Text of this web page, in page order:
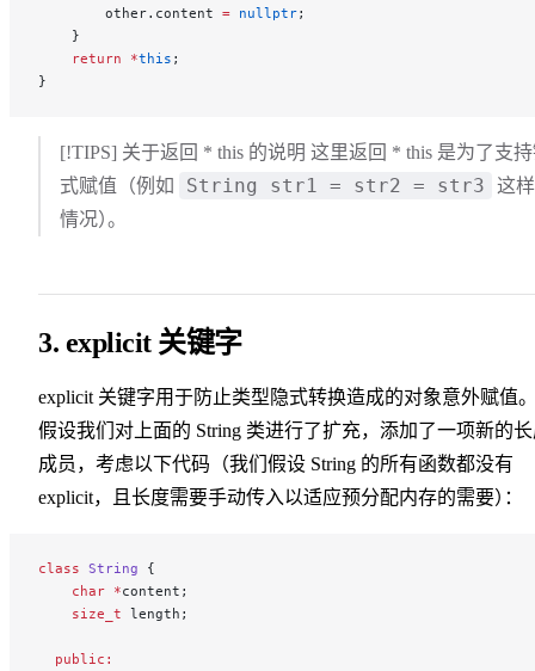
        other.content
= nullptr;
    }
    return
*this ;
}
[!TIPS] 关于返回 * this 的说明 这里返回 * this 是为了支
式赋值（例如
String str1 = str2 = str3
这
情况）
。
3. explicit 关键字
explicit 关键字用于防止类型隐式转换造成的对象意外赋值
假设我们对上面的 String 类进行了扩充，添加了一项新的
成员，考虑以下代码（我们假设 String 的所有函数都没有
explicit，且长度需要手动传入以适应预分配内存的需要）：
class String {
    char
*content;
    size_t
length;
  public: